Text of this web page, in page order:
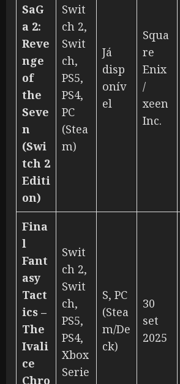
SaG
a 2:
Reve
nge
of
the
Seve
n
(Swi
tch 2
Editi
on)
Swit
ch 2,
Swit
ch,
PS5,
PS4,
PC
(Stea
m)
Já
disp
onív
el
Squa
re
Enix
/
xeen
Inc.
Fina
l
Fant
asy
Tact
ics –
The
Ivali
ce
Chro
Swit
ch 2,
Swit
ch,
PS5,
PS4,
Xbox
Serie
S, PC
(Stea
m/De
ck)
30
set
2025